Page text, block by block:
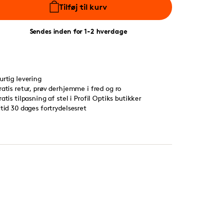
Tilføj til kurv
Sendes inden for 1-2 hverdage
levering
retur, prøv derhjemme i fred og ro
tilpasning af stel i Profil Optiks butikker
30 dages fortrydelsesret